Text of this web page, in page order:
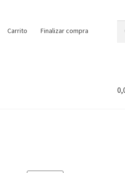
Carrito Finalizar compra